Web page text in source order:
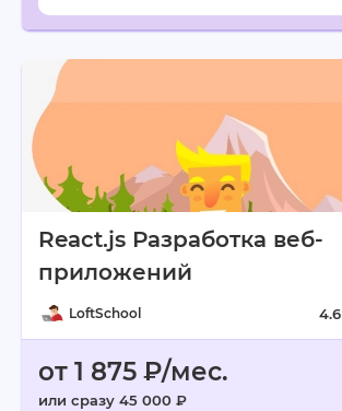
React.js Разработка веб-
приложений
LoftSchool 4.6
от 1 875 ₽/мес.
или сразу 45 000 ₽